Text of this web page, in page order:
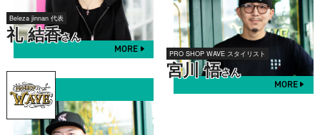
Beleza jinnan 代表
礼 結香さん
MORE PRO SHOP WAVE スタイリスト
宮川 悟さん
MORE